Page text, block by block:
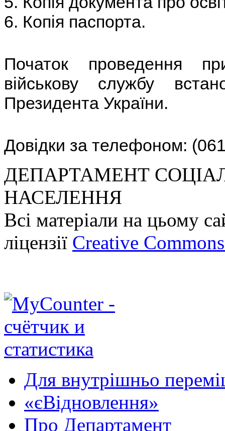
6. Копія паспорта.
Початок проведення
військову службу
Президента України.
Довідки за телефоном:
ДЕПАРТАМЕНТ
НАСЕЛЕННЯ
Всі матеріали на цьому
ліцензії Creative
Для внутрішньо
«єВідновлення»
Про Департамент